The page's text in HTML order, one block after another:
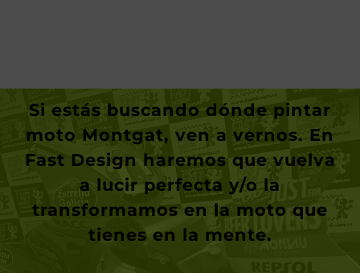
Si estás buscando dónde pintar
moto Montgat, ven a vernos. En
Fast Design haremos que vuelva
a lucir perfecta y/o la
transformamos en la moto que
tienes en la mente.